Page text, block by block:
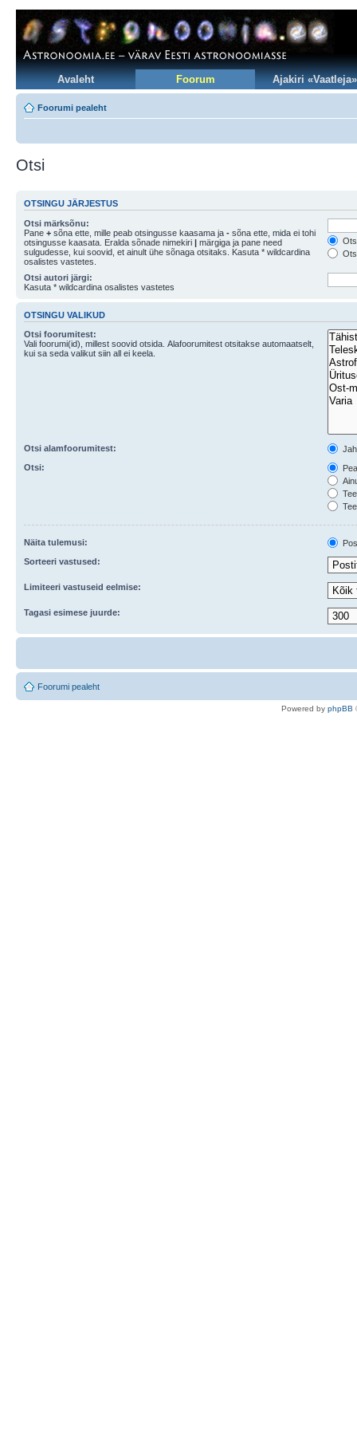
Avaleht Foorum Ajakiri «Vaatleja»
Foorumi pealeht
Otsi
OTSINGU JÄRJESTUS
Otsi märksõnu:
Pane + sõna ette, mille peab otsingusse kaasama ja - sõna ette, mida ei tohi
otsingusse kaasata. Eralda sõnade nimekiri | märgiga ja pane need
sulgudesse, kui soovid, et ainult ühe sõnaga otsitaks. Kasuta * wildcardina
osalistes vastetes.
Otsi autori järgi:
Kasuta * wildcardina osalistes vastetes
OTSINGU VALIKUD
Otsi foorumitest:
Vali foorumi(id), millest soovid otsida. Alafoorumitest otsitakse automaatselt,
kui sa seda valikut siin all ei keela.
Otsi alamfoorumitest:
Jah
Otsi:
Näita tulemusi:
Sorteeri vastused:
Limiteeri vastuseid eelmise:
Tagasi esimese juurde:
Foorumi pealeht
Powered by phpBB